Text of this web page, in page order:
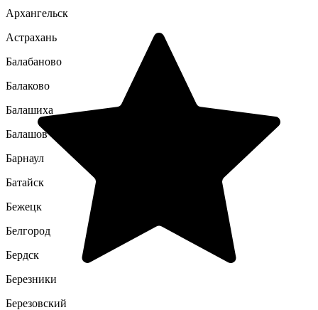
Архангельск
Астрахань
Балабаново
Балаково
Балашиха
Балашов
Барнаул
Батайск
Бежецк
Белгород
Бердск
Березники
Березовский